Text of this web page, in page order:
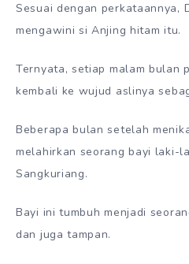
Sesuai dengan perkataannya,
mengawini si Anjing hitam itu.
Ternyata, setiap malam bulan
kembali ke wujud aslinya
Beberapa bulan setelah
melahirkan seorang bayi laki-
Sangkuriang.
Bayi ini tumbuh menjadi
dan juga tampan.